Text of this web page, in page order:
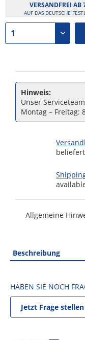
VERSANDFREI AB
AUF DAS DEUTSCHE
Hinweis:
Unser
Montag – Freitag:
Allgemeine
Beschreibung
HABEN SIE NOCH
Jetzt Frage stellen